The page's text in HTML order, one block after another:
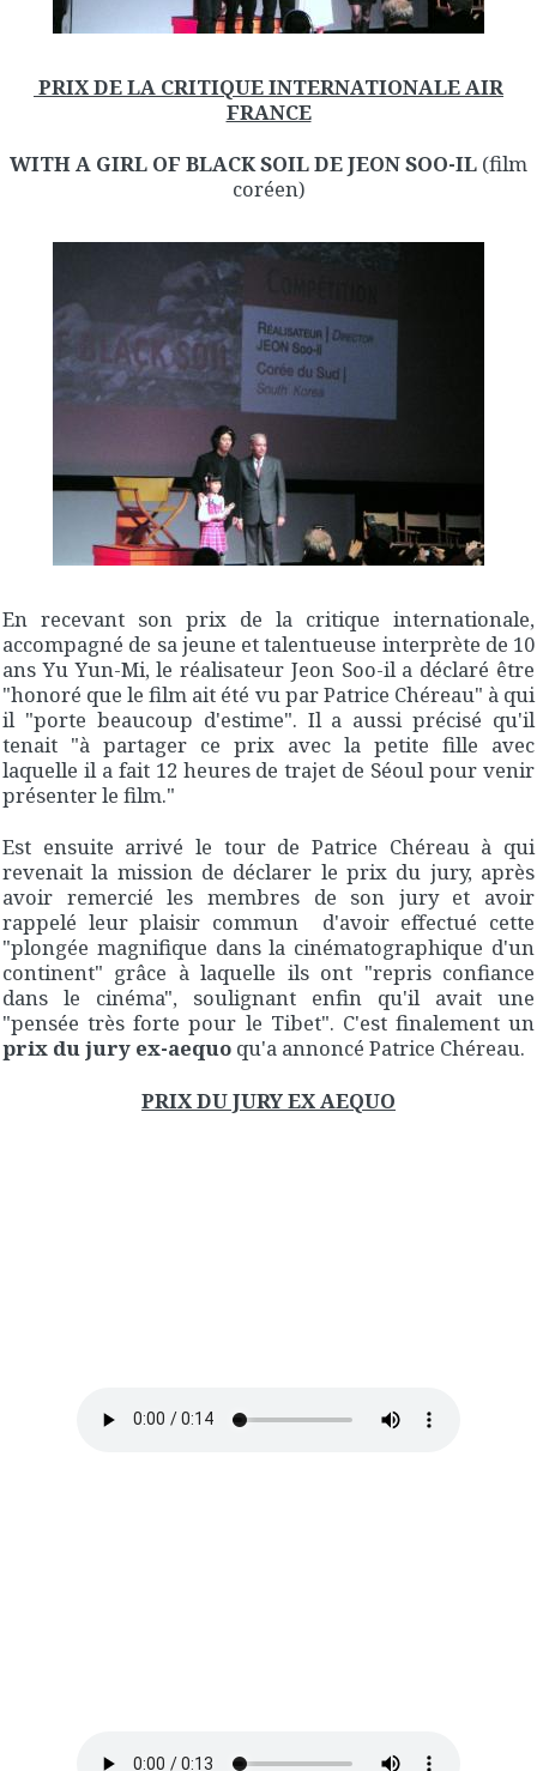
PRIX DE LA CRITIQUE INTERNATIONALE AIR
FRANCE
WITH A GIRL OF BLACK SOIL DE JEON SOO-IL (film
coréen)
En recevant son prix de la critique internationale,
accompagné de sa jeune et talentueuse interprète de 10
ans Yu Yun-Mi, le réalisateur Jeon Soo-il a déclaré être
"honoré que le film ait été vu par Patrice Chéreau" à qui
il "porte beaucoup d'estime". Il a aussi précisé qu'il
tenait "à partager ce prix avec la petite fille avec
laquelle il a fait 12 heures de trajet de Séoul pour venir
présenter le film."
Est ensuite arrivé le tour de Patrice Chéreau à qui
revenait la mission de déclarer le prix du jury, après
avoir remercié les membres de son jury et avoir
rappelé leur plaisir commun d'avoir effectué cette
"plongée magnifique dans la cinématographique d'un
continent" grâce à laquelle ils ont "repris confiance
dans le cinéma", soulignant enfin qu'il avait une
"pensée très forte pour le Tibet". C'est finalement un
prix du jury ex-aequo qu'a annoncé Patrice Chéreau.
PRIX DU JURY EX AEQUO